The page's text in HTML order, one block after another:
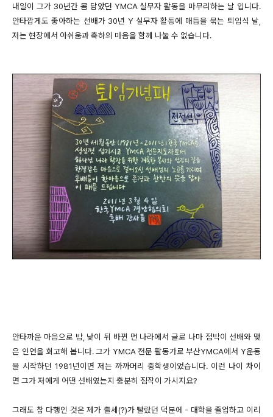
내일이 그가 30년간 몸 담았던 YMCA 실무자 활동을 마무리하는 날 입니다.
안타깝게도 좋아하는 선배가 30년 Y 실무자 활동에 매듭을 묶는 퇴임식 날,
저는 현장에서 아쉬움과 축하의 마음을 함께 나눌 수 없습니다.
안타까운 마음으로 밤, 낮이 뒤 바뀐 먼 나라에서 글로 나마 점박이 선배와 맺
은 인연을 회고해 봅니다. 그가 YMCA 전문 활동가로 부산YMCA에서 Y운동
을 시작하던 1981년이면 저는 까까머리 중학생이었습니다. 이런 나이 차이
면 그가 저에게 어떤 선배였는지 충분히 짐작이 가시지요?
그래도 참 다행인 것은 제가 출세(?)가 빨랐던 덕분에 - 대학을 졸업하고 이리